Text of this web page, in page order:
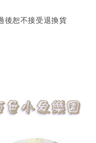
後恕不接受退換貨